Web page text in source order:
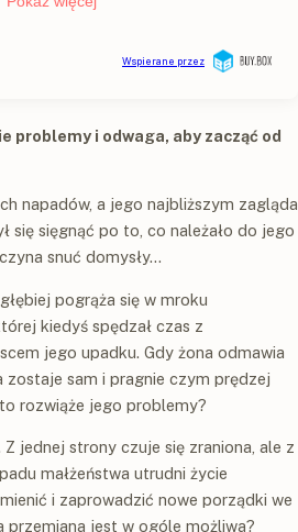
problemy i odwaga, aby zacząć od
napadów, a jego najbliższym zagląda
się sięgnąć po to, co należało do jego
snuć domysły…
pogrąża się w mroku
kiedyś spędzał czas z
jego upadku. Gdy żona odmawia
zostaje sam i pragnie czym prędzej
rozwiąże jego problemy?
jednej strony czuje się zraniona, ale z
małżeństwa utrudni życie
i zaprowadzić nowe porządki we
przemiana jest w ogóle możliwa?